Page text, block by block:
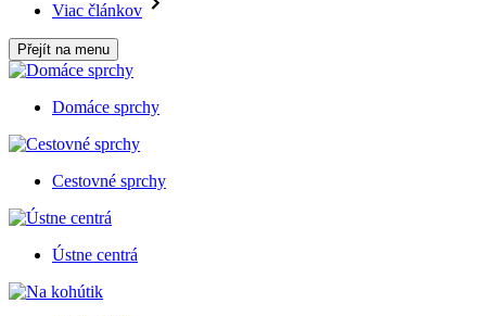
Viac článkov
Přejít na menu
Domáce sprchy
Cestovné sprchy
Ústne centrá